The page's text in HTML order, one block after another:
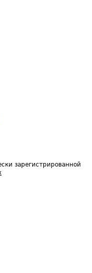
зарегистрированной